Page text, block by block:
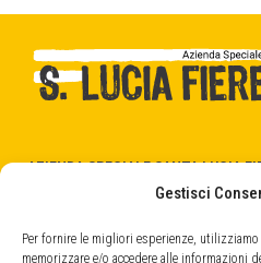
Gestisci
Per fornire le migliori esperienze,
memorizzare e/o accedere alle informazioni
AZIENDA SPECIALE SANTA LUCIA
31025 Santa Lucia di Piave (TV)
cod. SDI -5RUO82D